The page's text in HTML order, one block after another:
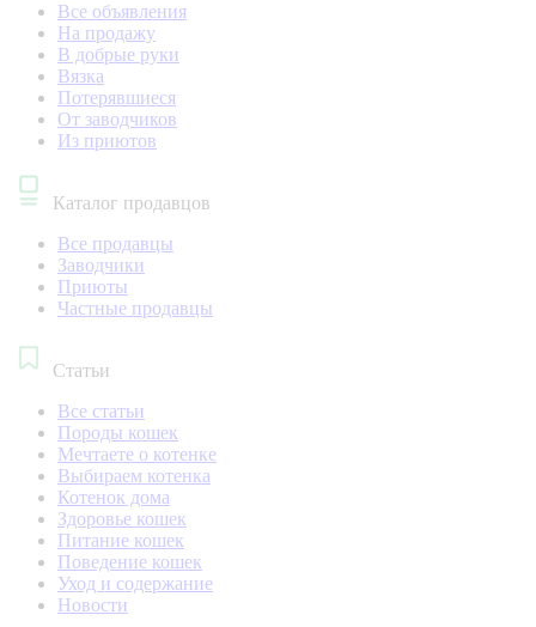
Все объявления
На продажу
В добрые руки
Вязка
Потерявшиеся
От заводчиков
Из приютов
Каталог продавцов
Все продавцы
Заводчики
Приюты
Частные продавцы
Статьи
Все статьи
Породы кошек
Мечтаете о котенке
Выбираем котенка
Котенок дома
Здоровье кошек
Питание кошек
Поведение кошек
Уход и содержание
Новости